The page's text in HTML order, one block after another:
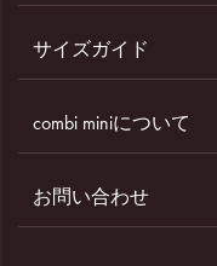
サイズガイド
combi miniについて
お問い合わせ